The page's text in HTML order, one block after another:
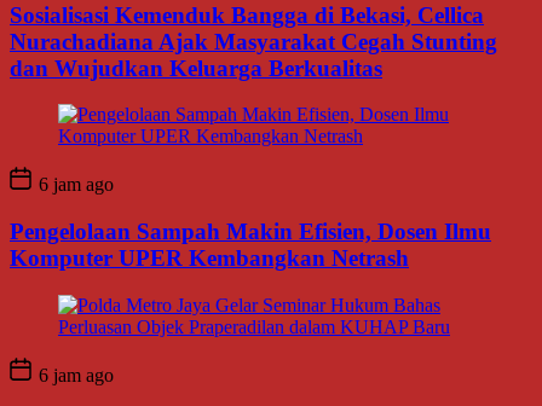
Sosialisasi Kemenduk Bangga di Bekasi, Cellica
Nurachadiana Ajak Masyarakat Cegah Stunting
dan Wujudkan Keluarga Berkualitas
6 jam ago
Pengelolaan Sampah Makin Efisien, Dosen Ilmu
Komputer UPER Kembangkan Netrash
6 jam ago